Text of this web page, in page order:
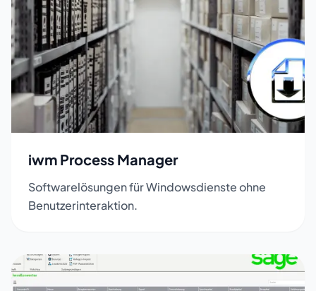
iwm Process Manager
Softwarelösungen für Windowsdienste ohne
Benutzerinteraktion.